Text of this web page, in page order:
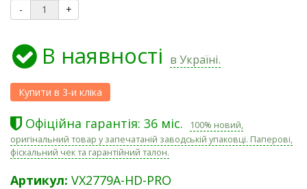
- +
В наявності в Україні.
Офіційна гарантія: 36 міс.
100% новий,
оригінальний товар у запечатаній заводській упаковці. Паперові,
фіскальний чек та гарантійний талон.
Артикул: VX2779A-HD-PRO